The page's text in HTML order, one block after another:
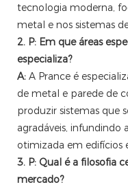
tecnologia moderna,
metal e nos sistemas
2. P: Em que áreas
especializa?
A: A Prance é
de metal e parede de
produzir sistemas que
agradáveis, infundindo
otimizada em edifícios
3. P: Qual é a filosofia
mercado?